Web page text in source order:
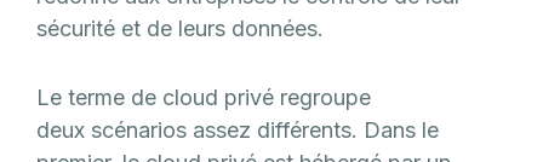
sécurité et de leurs données.
Le terme de cloud privé regroupe
deux scénarios assez différents. Dans le